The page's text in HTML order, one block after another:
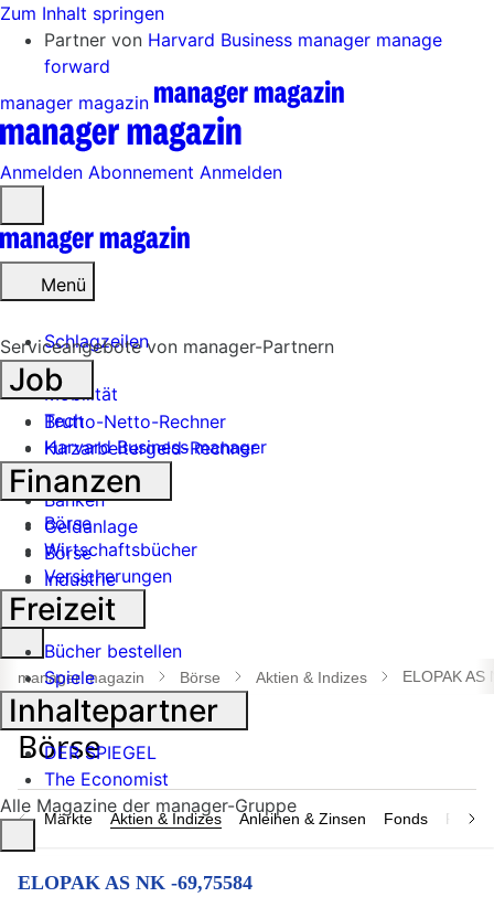
Zum Inhalt springen
Partner von Harvard Business manager manage
forward
manager magazin
Anmelden Abonnement Anmelden
öffnen
Menü
Schlagzeilen
Mobilität
Tech
Harvard Business manager
Handel
Banken
Geldanlage
Börse
Industrie
Suche
öffnen
manager magazin Börse Aktien & Indizes ELOPAK AS
Märkte Aktien & Indizes Anleihen & Zinsen Fonds
ELOPAK AS NK -69,75584
Serviceangebote von manager-Partnern
Job
Brutto-Netto-Rechner
Kurzarbeitergeld-Rechner
Finanzen
Börse
Wirtschaftsbücher
Versicherungen
Freizeit
Bücher bestellen
Spiele
Inhaltepartner
DER SPIEGEL
The Economist
Alle Magazine der manager-Gruppe